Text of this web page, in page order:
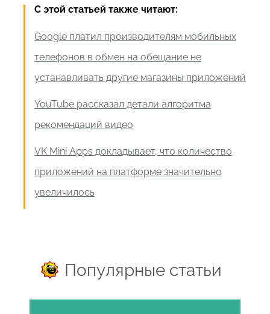
С этой статьей также читают:
Google платил производителям мобильных
телефонов в обмен на обещание не
устанавливать другие магазины приложений
YouTube рассказал детали алгоритма
рекомендаций видео
VK Mini Apps докладывает, что количество
приложений на платформе значительно
увеличилось
Популярные статьи